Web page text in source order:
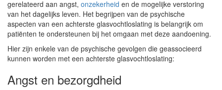
gerelateerd aan angst, onzekerheid en de mogelijke verstoring
van het dagelijks leven. Het begrijpen van de psychische
aspecten van een achterste glasvochtloslating is belangrijk om
patiënten te ondersteunen bij het omgaan met deze aandoening.
Hier zijn enkele van de psychische gevolgen die geassocieerd
kunnen worden met een achterste glasvochtloslating:
Angst en bezorgdheid